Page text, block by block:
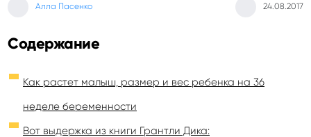
Алла Пасенко 24.08.2017
Содержание
Как растет малыш, размер и вес ребенка на 36
неделе беременности
Вот выдержка из книги Грантли Дика: